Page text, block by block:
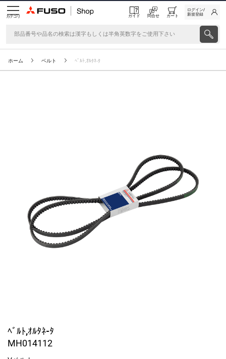
カテゴリ ガイド 問合せ カート
ログイン/
新規登録
ホーム ベルト ﾍﾞﾙﾄ,ｵﾙﾀﾈ-ﾀ
ﾍﾞﾙﾄ,ｵﾙﾀﾈ-ﾀ
MH014112